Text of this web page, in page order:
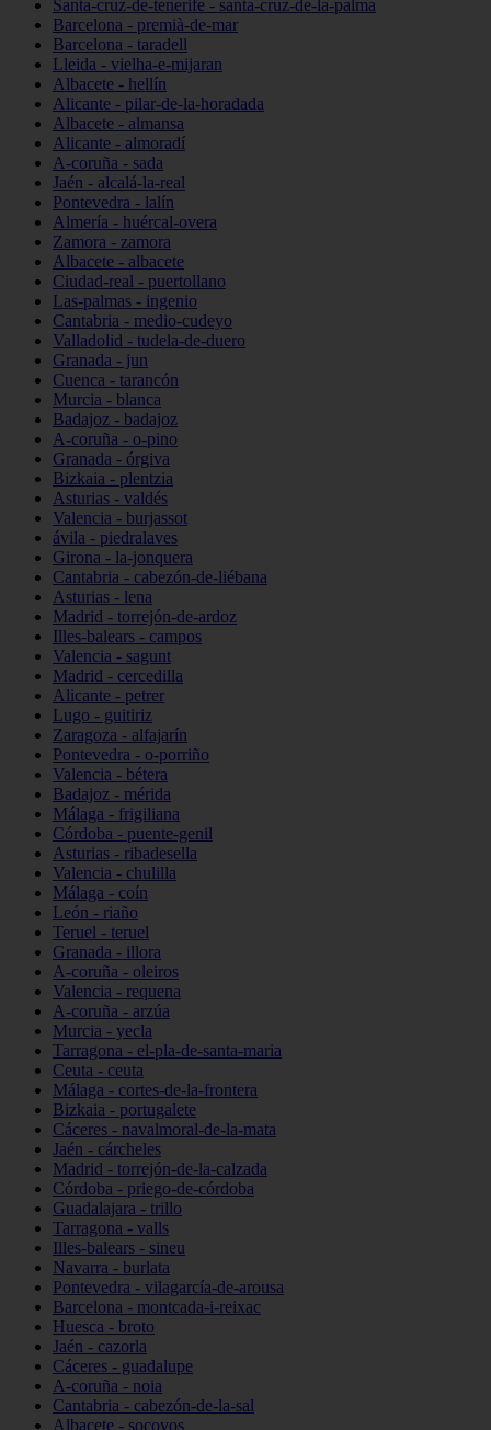
Santa-cruz-de-tenerife - santa-cruz-de-la-palma
Barcelona - premià-de-mar
Barcelona - taradell
Lleida - vielha-e-mijaran
Albacete - hellín
Alicante - pilar-de-la-horadada
Albacete - almansa
Alicante - almoradí
A-coruña - sada
Jaén - alcalá-la-real
Pontevedra - lalín
Almería - huércal-overa
Zamora - zamora
Albacete - albacete
Ciudad-real - puertollano
Las-palmas - ingenio
Cantabria - medio-cudeyo
Valladolid - tudela-de-duero
Granada - jun
Cuenca - tarancón
Murcia - blanca
Badajoz - badajoz
A-coruña - o-pino
Granada - órgiva
Bizkaia - plentzia
Asturias - valdés
Valencia - burjassot
ávila - piedralaves
Girona - la-jonquera
Cantabria - cabezón-de-liébana
Asturias - lena
Madrid - torrejón-de-ardoz
Illes-balears - campos
Valencia - sagunt
Madrid - cercedilla
Alicante - petrer
Lugo - guitiriz
Zaragoza - alfajarín
Pontevedra - o-porriño
Valencia - bétera
Badajoz - mérida
Málaga - frigiliana
Córdoba - puente-genil
Asturias - ribadesella
Valencia - chulilla
Málaga - coín
León - riaño
Teruel - teruel
Granada - illora
A-coruña - oleiros
Valencia - requena
A-coruña - arzúa
Murcia - yecla
Tarragona - el-pla-de-santa-maria
Ceuta - ceuta
Málaga - cortes-de-la-frontera
Bizkaia - portugalete
Cáceres - navalmoral-de-la-mata
Jaén - cárcheles
Madrid - torrejón-de-la-calzada
Córdoba - priego-de-córdoba
Guadalajara - trillo
Tarragona - valls
Illes-balears - sineu
Navarra - burlata
Pontevedra - vilagarcía-de-arousa
Barcelona - montcada-i-reixac
Huesca - broto
Jaén - cazorla
Cáceres - guadalupe
A-coruña - noia
Cantabria - cabezón-de-la-sal
Albacete - socovos